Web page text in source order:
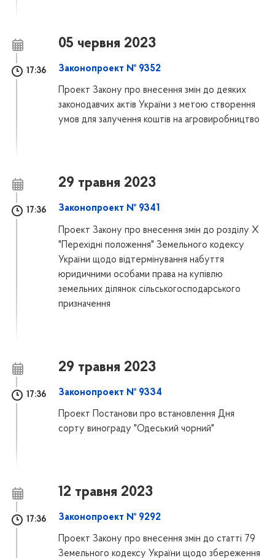
05 червня 2023
17:36 Законопроект № 9352
Проект Закону про внесення змін до деяких
законодавчих актів України з метою створення
умов для залучення коштів на агровиробництво
29 травня 2023
17:36 Законопроект № 9341
Проект Закону про внесення змін до розділу X
"Перехідні положення" Земельного кодексу
України щодо відтермінування набуття
юридичними особами права на купівлю
земельних ділянок сільськогосподарського
призначення
29 травня 2023
17:36 Законопроект № 9334
Проект Постанови про встановлення Дня
сорту винограду "Одеський чорний"
12 травня 2023
17:36 Законопроект № 9292
Проект Закону про внесення змін до статті 79
Земельного кодексу України щодо збереження